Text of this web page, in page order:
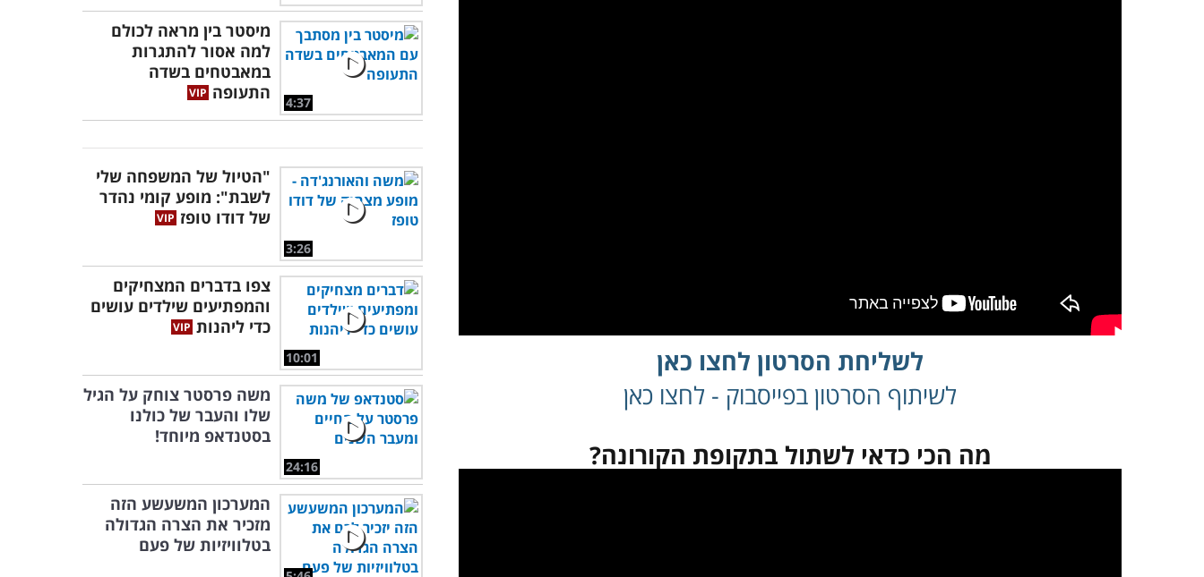
לשליחת הסרטון לחצו כאן
לשיתוף הסרטון בפייסבוק - לחצו כאן
מה הכי כדאי לשתול בתקופת הקורונה?
4:37
מיסטר בין מראה לכולם
למה אסור להתגרות
במאבטחים בשדה
התעופה
3:26
"הטיול של המשפחה שלי
לשבת": מופע קומי נהדר
של דודו טופז
10:01
צפו בדברים המצחיקים
והמפתיעים שילדים עושים
כדי ליהנות
24:16
משה פרסטר צוחק על הגיל
שלו והעבר של כולנו
בסטנדאפ מיוחד!
המערכון המשעשע הזה
מזכיר את הצרה הגדולה
בטלוויזיות של פעם